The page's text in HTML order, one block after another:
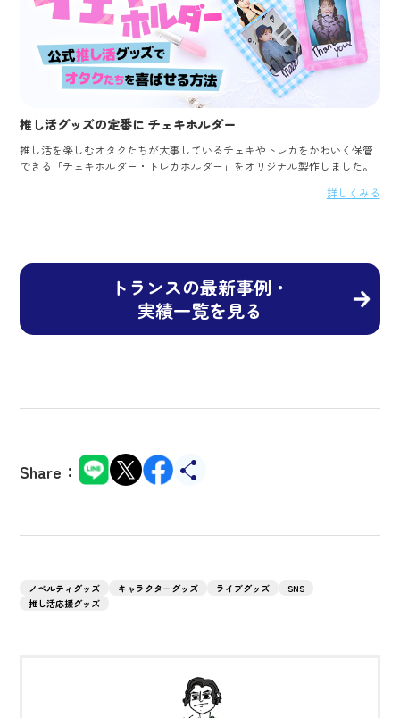
推し活グッズの定番に チェキホルダー
推し活を楽しむオタクたちが大事しているチェキやトレカをかわいく保管
できる「チェキホルダー・トレカホルダー」をオリジナル製作しました。
詳しくみる
トランスの最新事例・
実績一覧を見る
Share：
ノベルティグッズ キャラクターグッズ ライブグッズ
SNS
推し活応援グッズ